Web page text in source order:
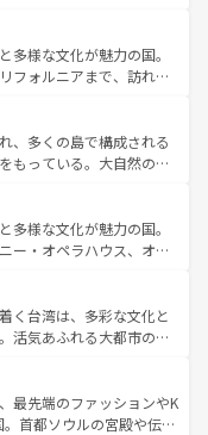
スならではのユニークな
でなく町歩きも満喫する
ため物価も高いが、旅行
できる。 なお、新
を参照してほしい。
多様な文化が魅力の国。
フォルニアまで、訪れる
ッピング、エンターテイ
ットだ。一方、アメリカ
ドキャニオンやイエロー
と美食が融合した独特の
各地域で異なる魅力を楽
歴史を感じることができ
リカ
ほしい。
、多くの島で構成される
もっている。大自然の神
の観光地といえばオアフ
マウイ島やカウアイ島が
輝く海をはじめ、豊かな
を迎えてくれるハワイの
ハワイアンミュージッ
べてがハワイの魅力を彩
い。
多様な文化が魅力の国。
ー・オペラハウス、オー
るウルル（エアーズロッ
やケアンズの熱帯雨林な
カフェやワイン、オージ
おり、サーフィンやダイ
ドア好きにはたまらな
を存分に味わいつくそ
く台湾は、多彩な文化と
活気あふれる大都市の台
東部など、都市の喧騒
訪れる人に新しい発見と
奥深い台湾の食文化も魅
最先端のファッションやK
首都ソウルの宮殿や伝統